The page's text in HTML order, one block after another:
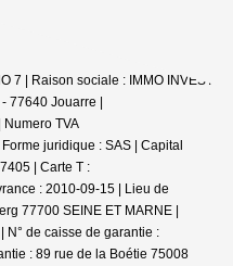
7 | Raison sociale : IMMO INVEST
77640 Jouarre |
TVA
juridique : SAS | Capital
| Carte T :
: 2010-09-15 | Lieu de
77700 SEINE ET MARNE |
N° de caisse de garantie :
: 89 rue de la Boétie 75008